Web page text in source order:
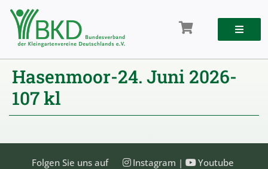
Zum
Inhalt
springen
Hasenmoor-24. Juni 2026-
107 kl
Folgen Sie uns auf Instagram |
Youtube